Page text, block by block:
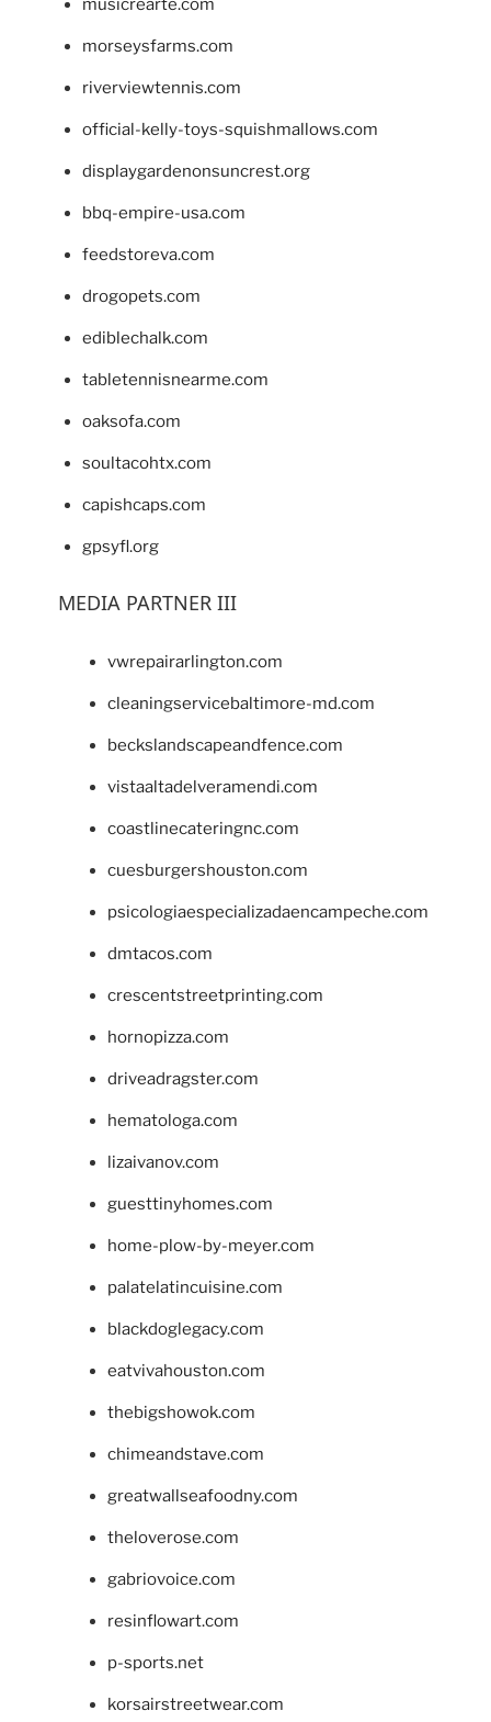
musicrearte.com
morseysfarms.com
riverviewtennis.com
official-kelly-toys-squishmallows.com
displaygardenonsuncrest.org
bbq-empire-usa.com
feedstoreva.com
drogopets.com
ediblechalk.com
tabletennisnearme.com
oaksofa.com
soultacohtx.com
capishcaps.com
gpsyfl.org
MEDIA PARTNER III
vwrepairarlington.com
cleaningservicebaltimore-md.com
beckslandscapeandfence.com
vistaaltadelveramendi.com
coastlinecateringnc.com
cuesburgershouston.com
psicologiaespecializadaencampeche.com
dmtacos.com
crescentstreetprinting.com
hornopizza.com
driveadragster.com
hematologa.com
lizaivanov.com
guesttinyhomes.com
home-plow-by-meyer.com
palatelatincuisine.com
blackdoglegacy.com
eatvivahouston.com
thebigshowok.com
chimeandstave.com
greatwallseafoodny.com
theloverose.com
gabriovoice.com
resinflowart.com
p-sports.net
korsairstreetwear.com